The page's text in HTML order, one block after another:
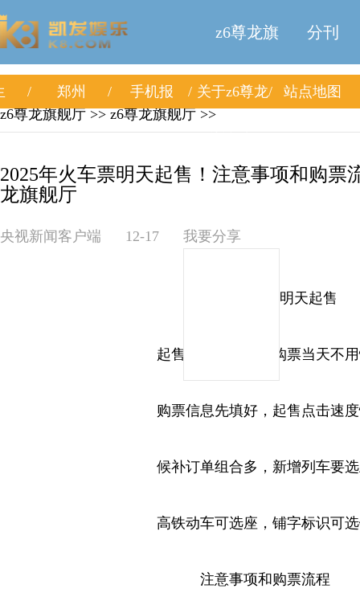
z6尊龙旗
舰厅
分刊
郑州 手机报 关于z6尊龙
站点地图
z6尊龙旗舰厅 >> z6尊龙旗舰厅 >>
2025年火车票明天起售！注意事项和购
龙旗舰厅
央视新闻客户端 12-17 我要分享
2025年火车票明天起售
起售时间早设置，购票当天不
购票信息先填好，起售点击速
候补订单组合多，新增列车要
高铁动车可选座，铺字标识可
注意事项和购票流程